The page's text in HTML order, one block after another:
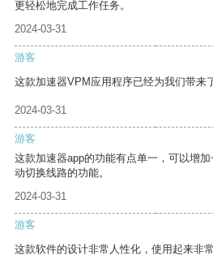
更轻松地完成工作任务。
2024-03-31
游客
这款加速器VPM应用程序已经为我们带来
2024-03-31
游客
这款加速器app的功能有点单一，可以增
动切换线路的功能。
2024-03-31
游客
这款软件的设计非常人性化，使用起来非常